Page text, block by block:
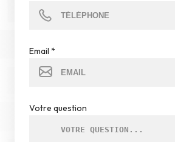
Email *
Votre question